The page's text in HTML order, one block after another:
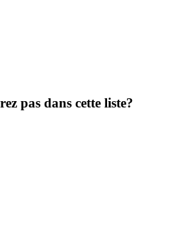
pas dans cette liste?